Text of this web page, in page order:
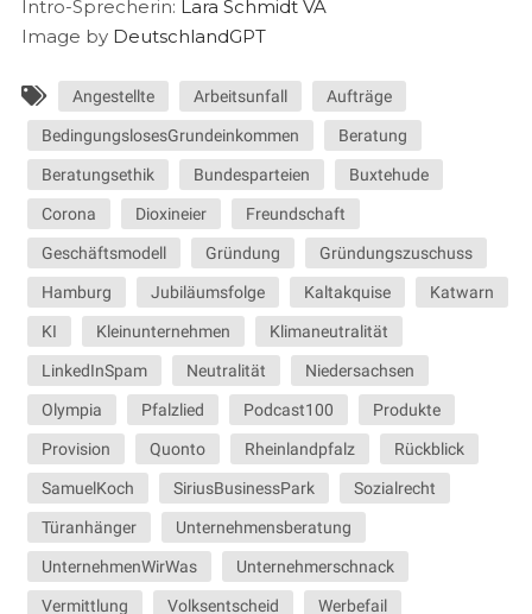
Intro-Sprecherin: Lara Schmidt VA
Image by DeutschlandGPT
Angestellte Arbeitsunfall Aufträge
BedingungslosesGrundeinkommen Beratung
Beratungsethik Bundesparteien Buxtehude
Corona Dioxineier Freundschaft
Geschäftsmodell Gründung Gründungszuschuss
Hamburg Jubiläumsfolge Kaltakquise Katwarn
KI Kleinunternehmen Klimaneutralität
LinkedInSpam Neutralität Niedersachsen
Olympia Pfalzlied Podcast100 Produkte
Provision Quonto Rheinlandpfalz Rückblick
SamuelKoch SiriusBusinessPark Sozialrecht
Türanhänger Unternehmensberatung
UnternehmenWirWas Unternehmerschnack
Vermittlung Volksentscheid Werbefail